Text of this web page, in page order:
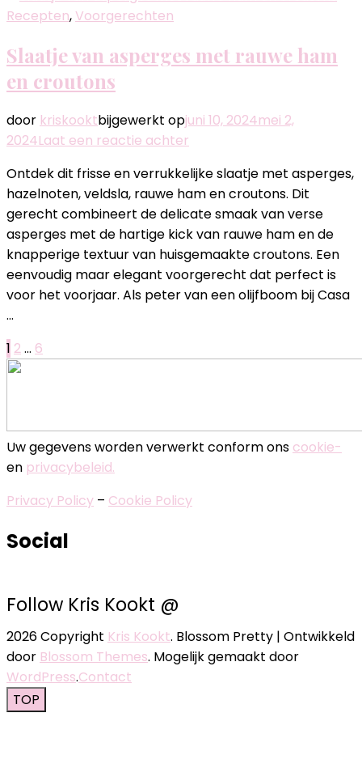
Recepten,Voorgerechten
Slaatje van asperges met rauwe ham
en croutons
door kriskooktbijgewerkt opjuni 10, 2024mei 2,
2024Laat een reactie achter
van
asperges
met
rauwe
ham
en
croutons
Ontdek dit frisse en verrukkelijke slaatje met asperges,
hazelnoten, veldsla, rauwe ham en croutons. Dit
gerecht combineert de delicate smaak van verse
asperges met de hartige kick van rauwe ham en de
knapperige textuur van huisgemaakte croutons. Een
eenvoudig maar elegant voorgerecht dat perfect is
voor het voorjaar. Als peter van een olijfboom bij Casa
…
Berichten
paginering
Pagina
1 Pagina
2… Pagina
6
Uw gegevens worden verwerkt conform ons cookie-
en privacybeleid.
Privacy Policy – Cookie Policy
Social
Follow Kris Kookt @
2026 Copyright Kris Kookt. Blossom Pretty | Ontwikkeld
door Blossom Themes. Mogelijk gemaakt door
WordPress.Contact
TOP